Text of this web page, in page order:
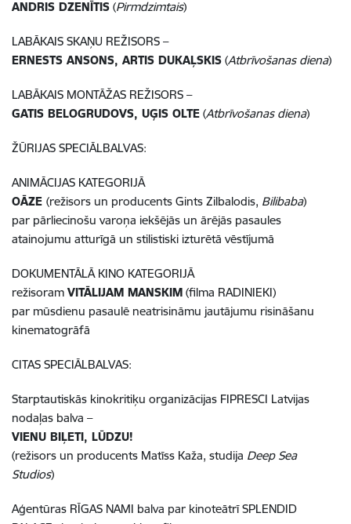
ANDRIS DZENĪTIS (Pirmdzimtais)
LABĀKAIS SKAŅU REŽISORS –
ERNESTS ANSONS, ARTIS DUKAĻSKIS (Atbrīvošanas diena)
LABĀKAIS MONTĀŽAS REŽISORS –
GATIS BELOGRUDOVS, UĢIS OLTE (Atbrīvošanas diena)
ŽŪRIJAS SPECIĀLBALVAS:
ANIMĀCIJAS KATEGORIJĀ
OĀZE (režisors un producents Gints Zilbalodis, Bilibaba)
par pārliecinošu varoņa iekšējās un ārējās pasaules
atainojumu atturīgā un stilistiski izturētā vēstījumā
DOKUMENTĀLĀ KINO KATEGORIJĀ
režisoram VITĀLIJAM MANSKIM (filma RADINIEKI)
par mūsdienu pasaulē neatrisināmu jautājumu risināšanu
kinematogrāfā
CITAS SPECIĀLBALVAS:
Starptautiskās kinokritiķu organizācijas FIPRESCI Latvijas
nodaļas balva –
VIENU BIĻETI, LŪDZU!
(režisors un producents Matīss Kaža, studija Deep Sea
Studios)
Aģentūras RĪGAS NAMI balva par kinoteātrī SPLENDID